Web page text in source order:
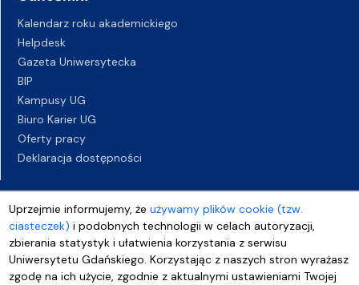
Uprzejmie informujemy, żeużywamy plików cookie (tzw.
ciasteczek) i podobnych technologii w celach autoryzacji,
zbierania statystyk i ułatwienia korzystania z serwisu
Uniwersytetu Gdańskiego. Korzystając z naszych stron wyrażasz
zgodę na ich użycie, zgodnie z aktualnymi ustawieniami Twojej
Kalendarz roku akademickiego
Helpdesk
Gazeta Uniwersytecka
BIP
Kampusy UG
Biuro Karier UG
Oferty pracy
Deklaracja dostępności